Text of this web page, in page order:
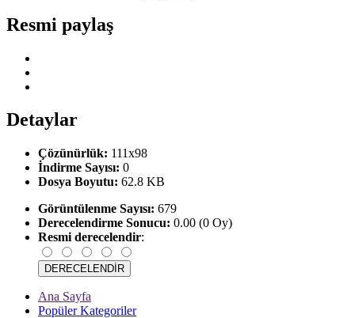
Resmi paylaş
Detaylar
Çözünürlük: 111x98
İndirme Sayısı: 0
Dosya Boyutu: 62.8 KB
Görüntülenme Sayısı: 679
Derecelendirme Sonucu: 0.00 (0 Oy)
Resmi derecelendir:
Ana Sayfa
Popüler Kategoriler